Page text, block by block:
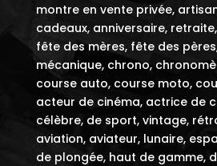
montre en vente privée,
cadeaux, anniversaire,
fête des mères, fête des
mécanique, chrono,
course auto, course moto,
acteur de cinéma, actrice de
célèbre, de sport, vintage,
aviation, aviateur, lunaire,
de plongée, haut de gamme,